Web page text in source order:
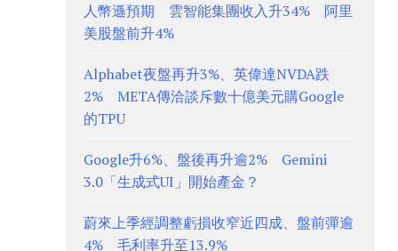
人幣遜預期 雲智能集團收入升34% 阿里
美股盤前升4%
Alphabet夜盤再升3%、英偉達NVDA跌
2% META傳洽談斥數十億美元購Google
的TPU
Google升6%、盤後再升逾2% Gemini
3.0「生成式UI」開始產金？
蔚來上季經調整虧損收窄近四成、盤前彈逾
4% 毛利率升至13.9%